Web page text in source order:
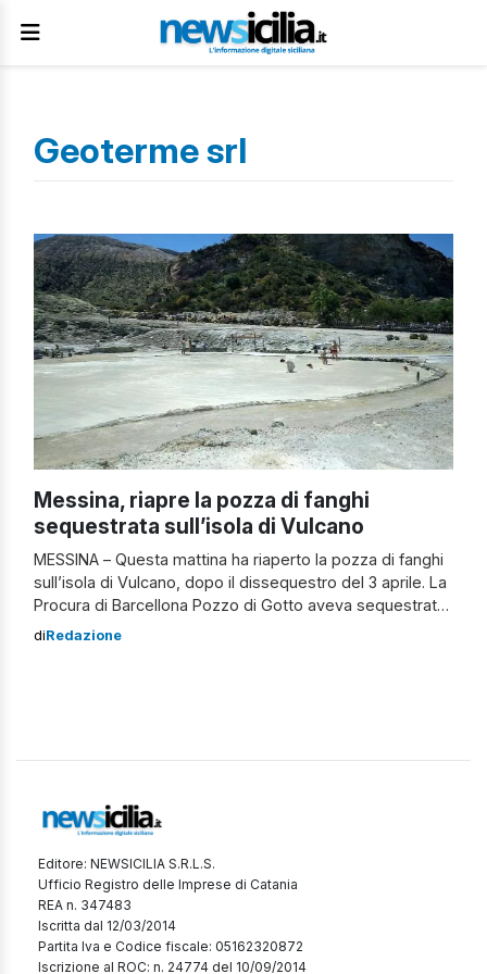
Geoterme srl
Messina, riapre la pozza di fanghi
sequestrata sull’isola di Vulcano
MESSINA – Questa mattina ha riaperto la pozza di fanghi
sull’isola di Vulcano, dopo il dissequestro del 3 aprile. La
Procura di Barcellona Pozzo di Gotto aveva sequestrato
il sito per delle verifiche. Il provvedimento è arrivato in
diRedazione
Editore: NEWSICILIA S.R.L.S.
Ufficio Registro delle Imprese di Catania
REA n. 347483
Iscritta dal 12/03/2014
Partita Iva e Codice fiscale: 05162320872
Iscrizione al ROC: n. 24774 del 10/09/2014